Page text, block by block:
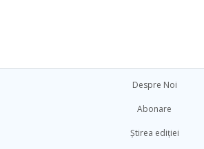
Despre Noi
Abonare
Știrea ediției